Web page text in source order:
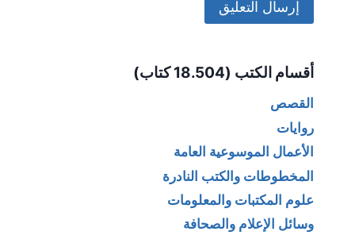
أقسام الكتب (18.504 كتاب)
القصص
روايات
الأعمال الموسوعية العامة
المخطوطات والكتب النادرة
علوم المكتبات والمعلومات
وسائل الإعلام والصحافة